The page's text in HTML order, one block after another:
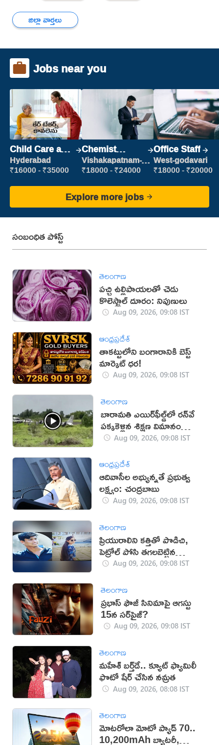
జిల్లా వార్తలు
Jobs near you
Child Care and
Patient care
Hyderabad
₹16000 - ₹35000
Chemist
Production
Executive
Vishakapatnam-
new
₹18000 - ₹24000
Office Staff
West-godavari
₹18000 - ₹20000
Explore more jobs
సంబంధిత పోస్ట్
తెలంగాణ
పచ్చి ఉల్లిపాయలతో చెడు
కొలెస్ట్రాల్ దూరం: నిపుణులు
Aug 09, 2026, 09:08 IST
ఆంధ్రప్రదేశ్
తాకట్టులోని బంగారానికి బెస్ట్
మార్కెట్ ధర!
Aug 09, 2026, 09:08 IST
తెలంగాణ
బారామతి ఎయిర్‌ఫీల్డ్‌లో రన్‌వే
పక్కకెళ్లిన శిక్షణ విమానం
(వీడియో)
Aug 09, 2026, 09:08 IST
ఆంధ్రప్రదేశ్
ఆదివాసీల అభ్యున్నతే ప్రభుత్వ
లక్ష్యం: చంద్రబాబు
Aug 09, 2026, 09:08 IST
తెలంగాణ
ప్రియురాలిని కత్తితో పొడిచి,
పెట్రోల్ పోసి తగలబెట్టిన
ప్రియుడు!
Aug 09, 2026, 09:08 IST
తెలంగాణ
ప్రభాస్ ఫౌజీ సినిమాపై ఆగస్టు
15న సర్‌ప్రైజ్?
Aug 09, 2026, 09:08 IST
తెలంగాణ
మహేశ్‌ బర్త్‌డే.. క్యూట్‌ ఫ్యామిలీ
ఫొటో షేర్ చేసిన నమ్రత
Aug 09, 2026, 08:08 IST
తెలంగాణ
మోటరోలా మోటో ప్యాడ్ 70..
10,200mAh బ్యాటరీ,